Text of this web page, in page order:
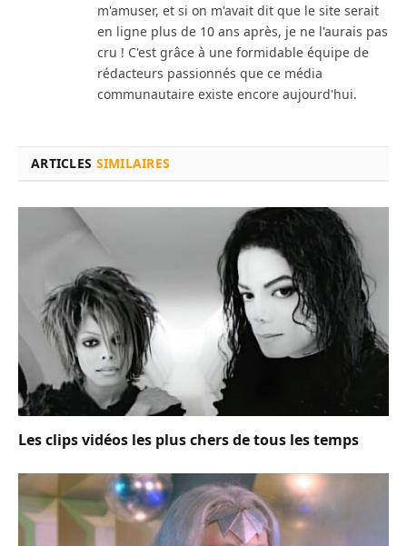
m'amuser, et si on m'avait dit que le site serait
en ligne plus de 10 ans après, je ne l'aurais pas
cru ! C'est grâce à une formidable équipe de
rédacteurs passionnés que ce média
communautaire existe encore aujourd'hui.
ARTICLES SIMILAIRES
Les clips vidéos les plus chers de tous les temps